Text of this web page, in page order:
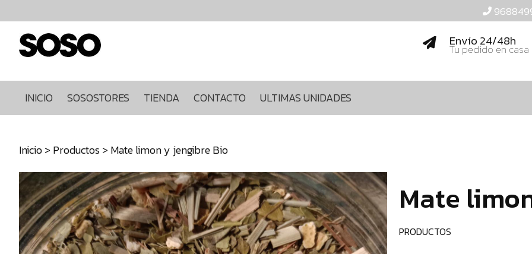
Envío 24/48h
Tu pedido en casa
INICIO SOSOSTORES TIENDA CONTACTO ULTIMAS UNIDADES
Inicio
Sosostores
Contacto
Ultimas
640271930
info@sosostores.com
Inicio> Productos> Mate limon y jengibre Bio
Mate
PRODUCTOS